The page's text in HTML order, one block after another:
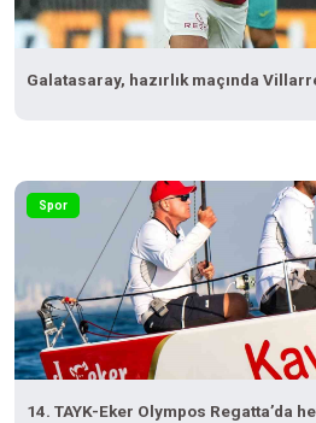
Galatasaray, hazırlık maçında
Spor
14. TAYK-Eker Olympos Regatta’da